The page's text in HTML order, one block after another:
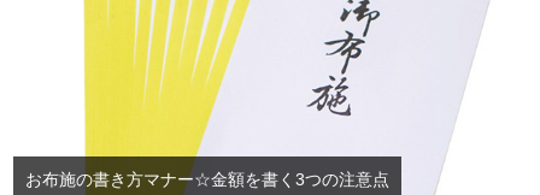
お布施の書き方マナー☆金額を書く3つの注意点